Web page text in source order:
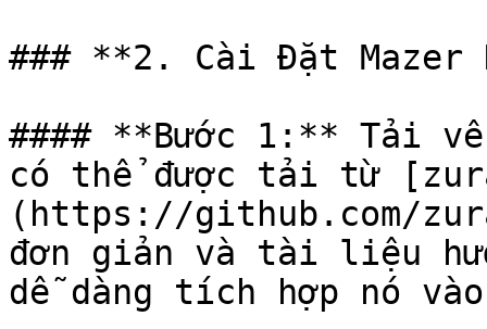
### **2. Cài Đặt Mazer
#### **Bước 1:** Tải về
có thể được tải từ
(https://github.com/
đơn giản và tài liệu
dễ dàng tích hợp nó